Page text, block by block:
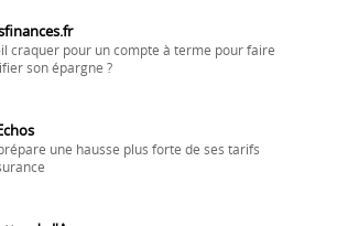
il craquer pour un compte à terme pour faire
son épargne ?
une hausse plus forte de ses tarifs